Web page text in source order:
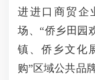
进进口商贸企
场、“侨乡田园
镇、侨乡文化
购”区域公共品